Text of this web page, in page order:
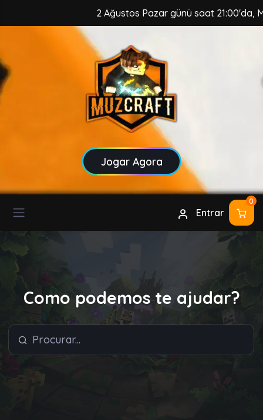
2 Ağustos Pazar günü saat 21:00'da,
Jogar Agora
Entrar
0
Como podemos te ajudar?